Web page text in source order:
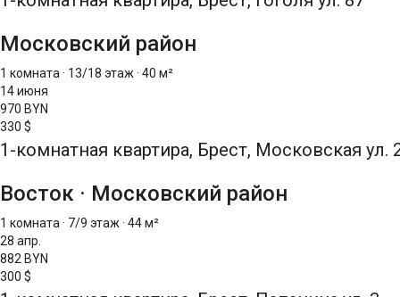
Московский район
1 комната · 13/18 этаж · 40 м²
14 июня
970 BYN
330 $
1-комнатная квартира, Брест, Московская ул.
Восток · Московский район
1 комната · 7/9 этаж · 44 м²
28 апр.
882 BYN
300 $